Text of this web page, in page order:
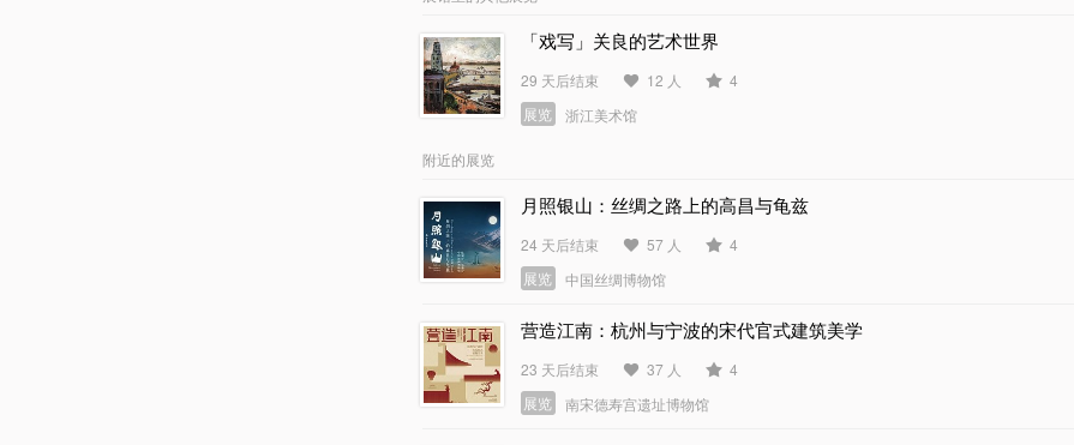
「戏写」关良的艺术世界
29 天后结束 12 人
4
展览
浙江美术馆
附近的展览
月照银山：丝绸之路上的高昌与龟兹
24 天后结束 57 人
4
展览
中国丝绸博物馆
营造江南：杭州与宁波的宋代官式建筑美学
23 天后结束 37 人
4
展览
南宋德寿宫遗址博物馆